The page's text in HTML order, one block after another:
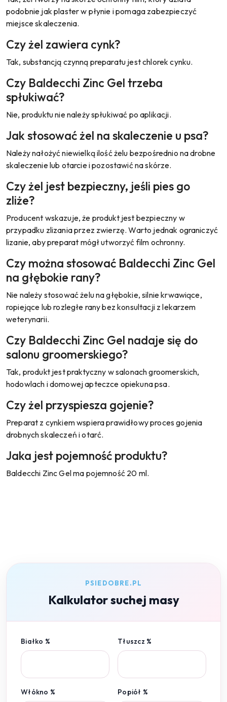
podobnie jak plaster w płynie i pomaga zabezpieczyć
miejsce skaleczenia.
Czy żel zawiera cynk?
Tak, substancją czynną preparatu jest chlorek cynku.
Czy Baldecchi Zinc Gel trzeba
spłukiwać?
Nie, produktu nie należy spłukiwać po aplikacji.
Jak stosować żel na skaleczenie u psa?
Należy nałożyć niewielką ilość żelu bezpośrednio na drobne
skaleczenie lub otarcie i pozostawić na skórze.
Czy żel jest bezpieczny, jeśli pies go
zliże?
Producent wskazuje, że produkt jest bezpieczny w
przypadku zlizania przez zwierzę. Warto jednak ograniczyć
lizanie, aby preparat mógł utworzyć film ochronny.
Czy można stosować Baldecchi Zinc Gel
na głębokie rany?
Nie należy stosować żelu na głębokie, silnie krwawiące,
ropiejące lub rozległe rany bez konsultacji z lekarzem
weterynarii.
Czy Baldecchi Zinc Gel nadaje się do
salonu groomerskiego?
Tak, produkt jest praktyczny w salonach groomerskich,
hodowlach i domowej apteczce opiekuna psa.
Czy żel przyspiesza gojenie?
Preparat z cynkiem wspiera prawidłowy proces gojenia
drobnych skaleczeń i otarć.
Jaka jest pojemność produktu?
Baldecchi Zinc Gel ma pojemność 20 ml.
PSIEDOBRE.PL
Kalkulator suchej masy
Białko % Tłuszcz %
Włókno % Popiół %